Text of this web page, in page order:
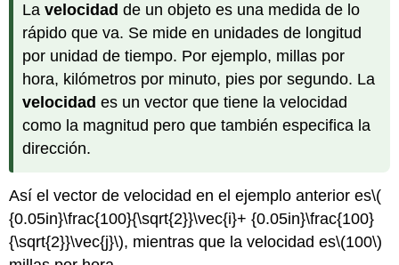
Lavelocidad de un objeto es una medida de lo
rápido que va. Se mide en unidades de longitud
por unidad de tiempo. Por ejemplo, millas por
hora, kilómetros por minuto, pies por segundo. La
velocidad es un vector que tiene la velocidad
como la magnitud pero que también especifica la
dirección.
Así el vector de velocidad en el ejemplo anterior es\(
{0.05in}\frac{100}{\sqrt{2}}\vec{i}+ {0.05in}\frac{100}
{\sqrt{2}}\vec{j}\), mientras que la velocidad es\(100\)